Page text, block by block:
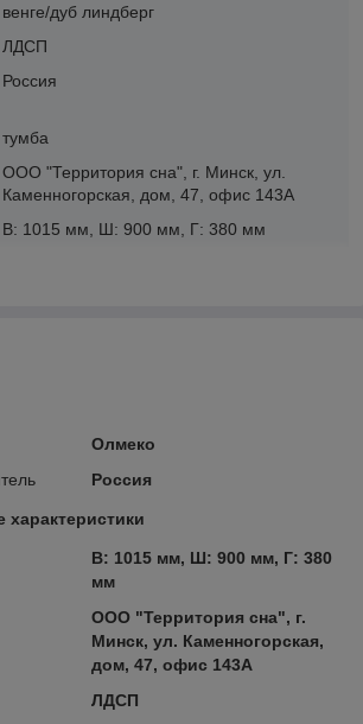
венге/дуб линдберг
ЛДСП
Россия
тумба
ООО "Территория сна", г. Минск, ул.
Каменногорская, дом, 47, офис 143А
В: 1015 мм, Ш: 900 мм, Г: 380 мм
Олмеко
Россия
характеристики
В: 1015 мм, Ш: 900 мм, Г: 380
мм
ООО "Территория сна", г.
Минск, ул. Каменногорская,
дом, 47, офис 143А
ЛДСП